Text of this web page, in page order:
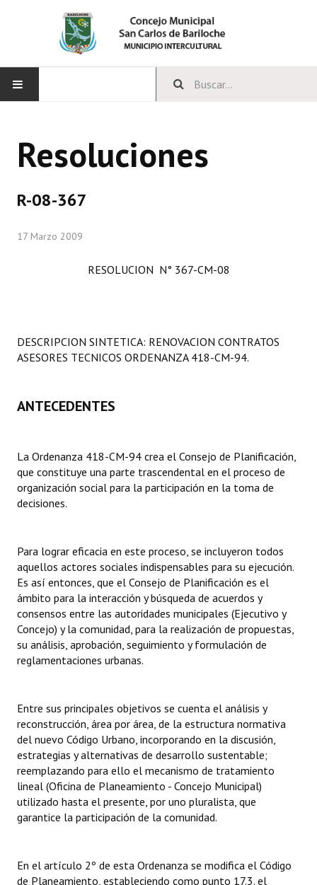
CONCEJO
Comisiones Especiales
LEGISLACIÓN
Carta Orgánica 2007
Reglamento Interno
Digesto
DOCUMENTOS
Informes de Gestión
Proyectos Presentados
Dictámenes Asesoría Letrada
Informes de Unidad Coordinadora
Ejecución Presupuestaria
Actas de Audiencias Públicas
NORMATIVA
Declaraciones
Resoluciones
R-08-367
17 Marzo 2009
RESOLUCION N° 367-CM-08
DESCRIPCION SINTETICA: RENOVACION CONTRATOS
ASESORES TECNICOS ORDENANZA 418-CM-94.
ANTECEDENTES
La Ordenanza 418-CM-94 crea el Consejo de Planificación,
que constituye una parte trascendental en el proceso de
organización social para la participación en la toma de
decisiones.
Para lograr eficacia en este proceso, se incluyeron todos
aquellos actores sociales indispensables para su ejecución.
Es así entonces, que el Consejo de Planificación es el
ámbito para la interacción y búsqueda de acuerdos y
consensos entre las autoridades municipales (Ejecutivo y
Concejo) y la comunidad, para la realización de propuestas,
su análisis, aprobación, seguimiento y formulación de
reglamentaciones urbanas.
Entre sus principales objetivos se cuenta el análisis y
reconstrucción, área por área, de la estructura normativa
del nuevo Código Urbano, incorporando en la discusión,
estrategias y alternativas de desarrollo sustentable;
reemplazando para ello el mecanismo de tratamiento
lineal (Oficina de Planeamiento - Concejo Municipal)
utilizado hasta el presente, por uno pluralista, que
garantice la participación de la comunidad.
En el artículo 2º de esta Ordenanza se modifica el Código
de Planeamiento, estableciendo como punto 17.3. el